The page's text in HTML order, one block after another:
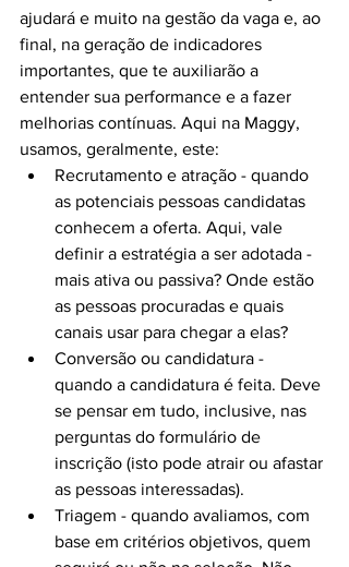
ajudará e muito na gestão da vaga e, ao
final, na geração de indicadores
importantes, que te auxiliarão a
entender sua performance e a fazer
melhorias contínuas. Aqui na Maggy,
usamos, geralmente, este:
Recrutamento e atração - quando
as potenciais pessoas candidatas
conhecem a oferta. Aqui, vale
definir a estratégia a ser adotada -
mais ativa ou passiva? Onde estão
as pessoas procuradas e quais
canais usar para chegar a elas?
Conversão ou candidatura -
quando a candidatura é feita. Deve
se pensar em tudo, inclusive, nas
perguntas do formulário de
inscrição (isto pode atrair ou afastar
as pessoas interessadas).
Triagem - quando avaliamos, com
base em critérios objetivos, quem